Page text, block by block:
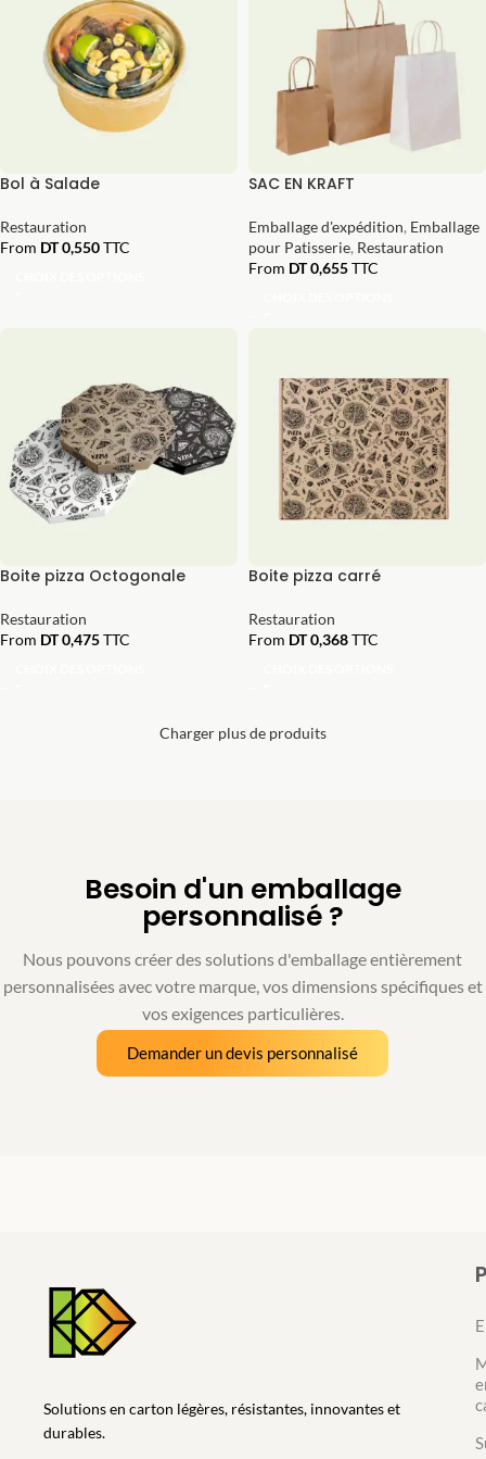
Bol à Salade
Restauration
From DT0,550TTC
SAC EN KRAFT
Emballage d'expédition, Emballage
pour Patisserie, Restauration
From DT0,655TTC
Boite pizza Octogonale
Restauration
From DT0,475TTC
Boite pizza carré
Restauration
From DT0,368TTC
Charger plus de produits
Besoin d'un emballage
personnalisé ?
Nous pouvons créer des solutions d'emballage entièrement
personnalisées avec votre marque, vos dimensions spécifiques et
vos exigences particulières.
Demander un devis personnalisé
Solutions en carton légères, résistantes, innovantes et
durables.